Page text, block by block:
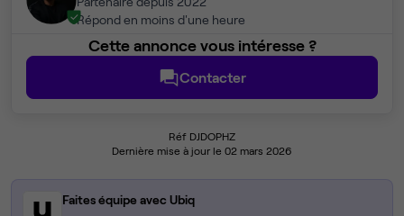
Répond en moins d'une heure
Cette annonce vous intéresse ?
Contacter
Réf DJDOPHZ
Dernière mise à jour le 02 mars 2026
Faites équipe avec Ubiq